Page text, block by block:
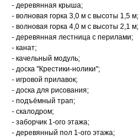
- деревянная крыша;
- волновая горка 3,0 м c высоты 1,5 м;
- волновая горка 4,0 м c высоты 2,1 м;
- деревянная лестница с перилами;
- канат;
- качельный модуль;
- доска "Крестики-нолики";
- игровой прилавок;
- доска для рисования;
- подъёмный трап;
- скалодром;
- заборчик 1-ого этажа;
- деревянный пол 1-ого этажа;